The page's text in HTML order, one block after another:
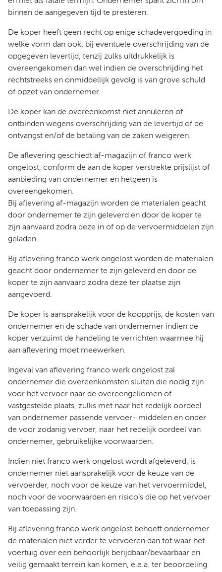
binnen de aangegeven tijd te presteren.
De koper heeft geen recht op enige schadevergoeding in
welke vorm dan ook, bij eventuele overschrijding van de
opgegeven levertijd, tenzij zulks uitdrukkelijk is
overeengekomen dan wel indien de overschrijding het
rechtstreeks en onmiddellijk gevolg is van grove schuld
of opzet van ondernemer.
De koper kan de overeenkomst niet annuleren of
ontbinden wegens overschrijding van de levertijd of de
ontvangst en/of de betaling van de zaken weigeren.
De aflevering geschiedt af-magazijn of franco werk
ongelost, conform de aan de koper verstrekte prijslijst of
aanbieding van ondernemer en hetgeen is
overeengekomen.
Bij aflevering af-magazijn worden de materialen geacht
door ondernemer te zijn geleverd en door de koper te
zijn aanvaard zodra deze in of op de vervoermiddelen zijn
geladen.
Bij aflevering franco werk ongelost worden de materialen
geacht door ondernemer te zijn geleverd en door de
koper te zijn aanvaard zodra deze ter plaatse zijn
aangevoerd.
De koper is aansprakelijk voor de koopprijs, de kosten van
ondernemer en de schade van ondernemer indien de
koper verzuimt de handeling te verrichten waarmee hij
aan aflevering moet meewerken.
Ingeval van aflevering franco werk ongelost zal
ondernemer die overeenkomsten sluiten die nodig zijn
voor het vervoer naar de overeengekomen of
vastgestelde plaats, zulks met naar het redelijk oordeel
van ondernemer passende vervoer- middelen en onder
de voor zodanig vervoer, naar het redelijk oordeel van
ondernemer, gebruikelijke voorwaarden.
Indien niet franco werk ongelost wordt afgeleverd, is
ondernemer niet aansprakelijk voor de keuze van de
vervoerder, noch voor de keuze van het vervoermiddel,
noch voor de voorwaarden en risico’s die op het vervoer
van toepassing zijn.
Bij aflevering franco werk ongelost behoeft ondernemer
de materialen niet verder te vervoeren dan tot waar het
voertuig over een behoorlijk berijdbaar/bevaarbaar en
veilig gemaakt terrein kan komen, e.e.a. ter beoordeling